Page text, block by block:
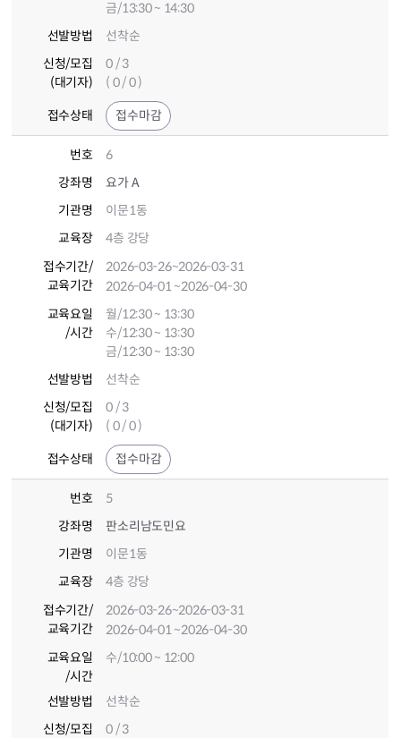
금/13:30 ~ 14:30
선발방법
선착순
신청/모집
(대기자)
0 / 3
( 0 / 0 )
접수상태 접수마감
번호
6
강좌명
요가 A
기관명
이문1동
교육장
4층 강당
접수기간/
교육기간
2026-03-26~2026-03-31
2026-04-01 ~2026-04-30
교육요일
/시간
월/12:30 ~ 13:30
수/12:30 ~ 13:30
금/12:30 ~ 13:30
선발방법
선착순
신청/모집
(대기자)
0 / 3
( 0 / 0 )
접수상태 접수마감
번호
5
강좌명
판소리남도민요
기관명
이문1동
교육장
4층 강당
접수기간/
교육기간
2026-03-26~2026-03-31
2026-04-01 ~2026-04-30
교육요일
/시간
수/10:00 ~ 12:00
선발방법
선착순
신청/모집
0 / 3